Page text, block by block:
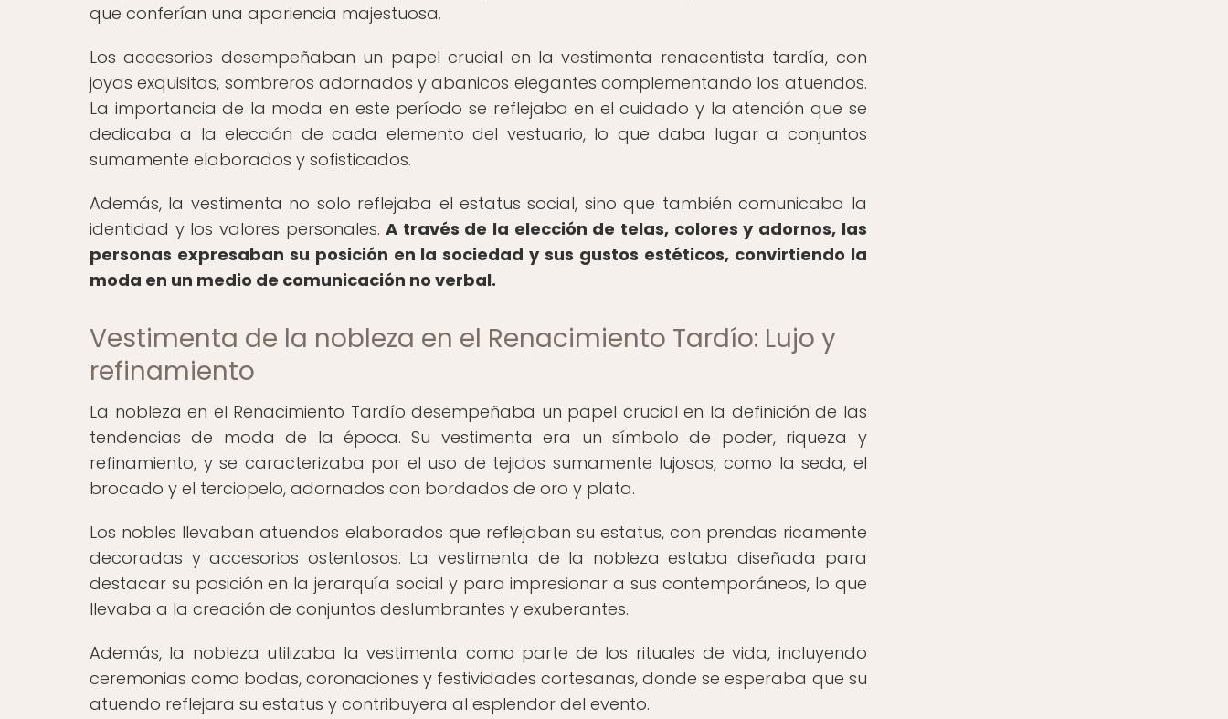
que conferían una apariencia majestuosa.
Los accesorios desempeñaban un papel crucial en la vestimenta renacentista tardía, con
joyas exquisitas, sombreros adornados y abanicos elegantes complementando los atuendos.
La importancia de la moda en este período se reflejaba en el cuidado y la atención que se
dedicaba a la elección de cada elemento del vestuario, lo que daba lugar a conjuntos
sumamente elaborados y sofisticados.
Además, la vestimenta no solo reflejaba el estatus social, sino que también comunicaba la
identidad y los valores personales.A través de la elección de telas, colores y adornos, las
personas expresaban su posición en la sociedad y sus gustos estéticos, convirtiendo la
moda en un medio de comunicación no verbal.
Vestimenta de la nobleza en el Renacimiento Tardío: Lujo y
refinamiento
La nobleza en el Renacimiento Tardío desempeñaba un papel crucial en la definición de las
tendencias de moda de la época. Su vestimenta era un símbolo de poder, riqueza y
refinamiento, y se caracterizaba por el uso de tejidos sumamente lujosos, como la seda, el
brocado y el terciopelo, adornados con bordados de oro y plata.
Los nobles llevaban atuendos elaborados que reflejaban su estatus, con prendas ricamente
decoradas y accesorios ostentosos. La vestimenta de la nobleza estaba diseñada para
destacar su posición en la jerarquía social y para impresionar a sus contemporáneos, lo que
llevaba a la creación de conjuntos deslumbrantes y exuberantes.
Además, la nobleza utilizaba la vestimenta como parte de los rituales de vida, incluyendo
ceremonias como bodas, coronaciones y festividades cortesanas, donde se esperaba que su
atuendo reflejara su estatus y contribuyera al esplendor del evento.